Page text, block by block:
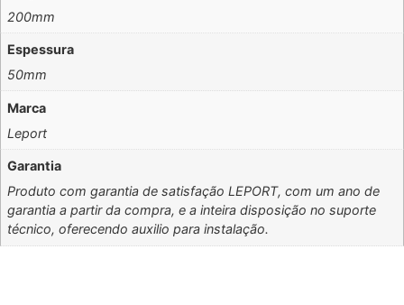
200mm
Espessura
50mm
Marca
Leport
Garantia
Produto com garantia de satisfação LEPORT, com um ano de
garantia a partir da compra, e a inteira disposição no suporte
técnico, oferecendo auxilio para instalação.